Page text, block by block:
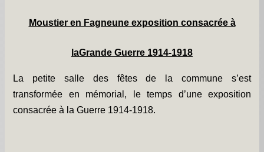
Comité des Fêtes -
Histoires -
Prieuré saint Dodon -
Moustier en Fagneune exposition consacrée à
laGrande Guerre 1914-1918
La petite salle des fêtes de la commune s’est
transformée en mémorial, le temps d’une exposition
consacrée à la Guerre 1914-1918.